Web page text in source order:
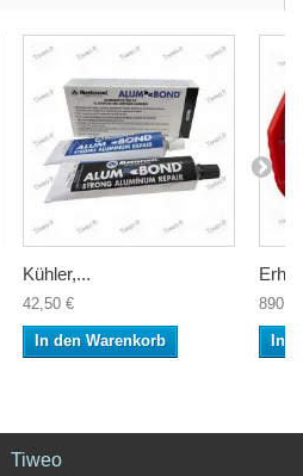
Kühler,...
42,50 €
In den Warenkorb In
Tiweo